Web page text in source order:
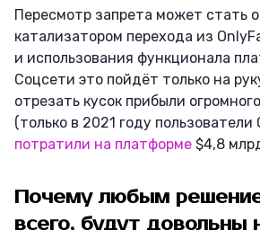
Пересмотр запрета может стать
катализатором перехода из
и использования функционала
Соцсети это пойдёт только на
отрезать кусок прибыли
(только в 2021 году пользователи
потратили на платформе $4,8
Почему любым
всего, будут довольны